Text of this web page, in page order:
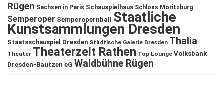
Rügen Sachsen in Paris Schauspielhaus Schloss Moritzburg
Semperoper Semperopernball Staatliche
Kunstsammlungen Dresden
Staatsschauspiel Dresden Städtische Galerie Dresden Thalia
Theater Theaterzelt Rathen Top Lounge Volksbank
Dresden-Bautzen eG Waldbühne Rügen